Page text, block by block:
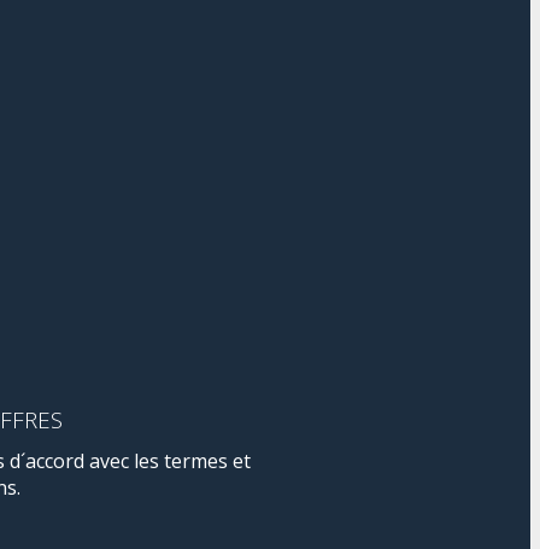
d´accord avec les termes et